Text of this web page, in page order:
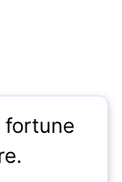
fortune